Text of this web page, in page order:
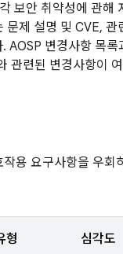
보안 취약성에 관해
문제 설명 및 CVE, 관
변경사항 목
관련된 변경사항이
용 요구사항을 우회
형 심각도